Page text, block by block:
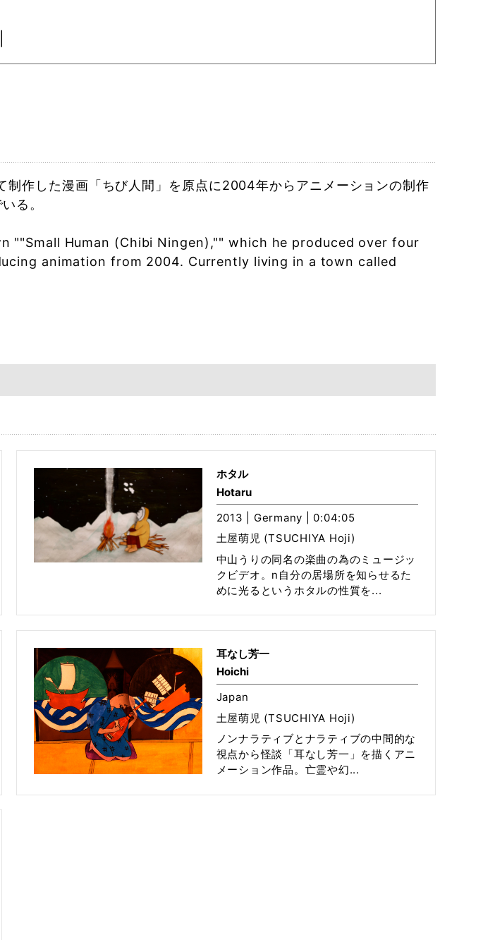
作した漫画「ちび人間」を原点に2004年からアニメーションの制作
る。
""Small Human (Chibi Ningen),"" which he produced over four
animation from 2004. Currently living in a town called
ホタル
Hotaru
2013 | Germany | 0:04:05
土屋萌児 (TSUCHIYA Hoji)
中山うりの同名の楽曲の為のミュージッ
クビデオ。n自分の居場所を知らせるた
めに光るというホタルの性質を...
耳なし芳一
Hoichi
Japan
土屋萌児 (TSUCHIYA Hoji)
ノンナラティブとナラティブの中間的な
視点から怪談「耳なし芳一」を描くアニ
メーション作品。亡霊や幻...